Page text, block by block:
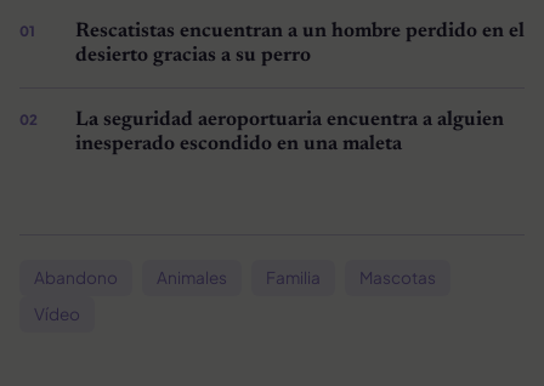
Rescatistas encuentran a un hombre perdido en el
desierto gracias a su perro
La seguridad aeroportuaria encuentra a alguien
inesperado escondido en una maleta
Abandono Animales Familia
Mascotas
Vídeo